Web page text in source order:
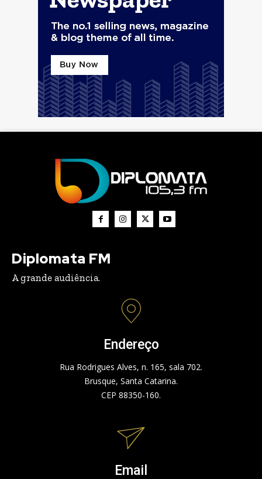
Diplomata FM
A grande audiência.
Endereço
Rua Rodrigues Alves, n. 165, sala 702.
Brusque, Santa Catarina.
CEP 88350-160.
Email